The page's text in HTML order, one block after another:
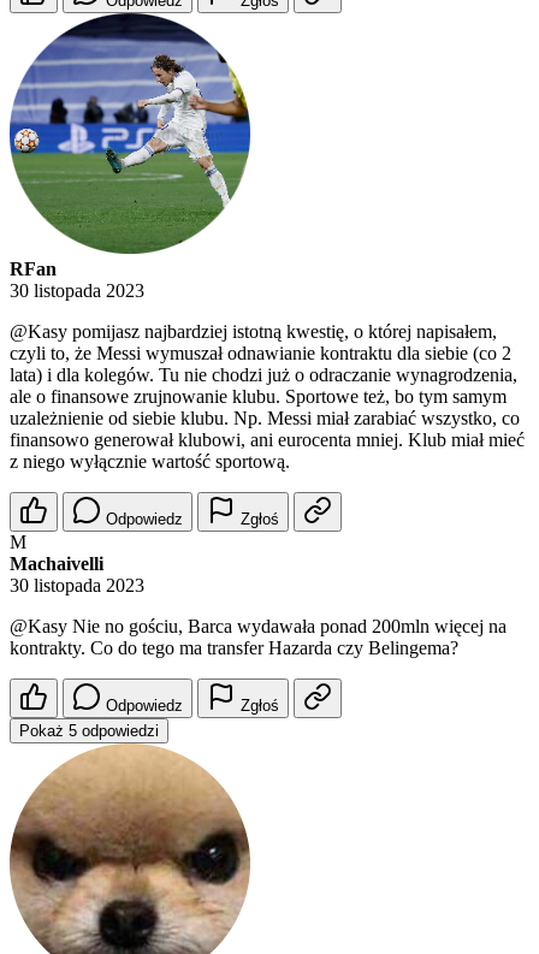
RFan
30 listopada 2023
@Kasy pomijasz najbardziej istotną kwestię, o której napisałem,
czyli to, że Messi wymuszał odnawianie kontraktu dla siebie (co 2
lata) i dla kolegów. Tu nie chodzi już o odraczanie wynagrodzenia,
ale o finansowe zrujnowanie klubu. Sportowe też, bo tym samym
uzależnienie od siebie klubu. Np. Messi miał zarabiać wszystko, co
finansowo generował klubowi, ani eurocenta mniej. Klub miał mieć
z niego wyłącznie wartość sportową.
Odpowiedz Zgłoś
M
Machaivelli
30 listopada 2023
@Kasy Nie no gościu, Barca wydawała ponad 200mln więcej na
kontrakty. Co do tego ma transfer Hazarda czy Belingema?
Odpowiedz
Zgłoś
Pokaż 5 odpowiedzi